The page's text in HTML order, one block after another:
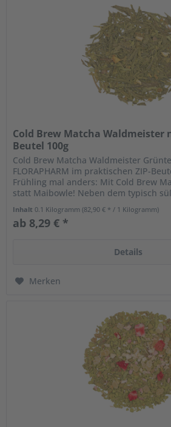
Cold Brew Matcha Waldmeister
Beutel 100g
Cold Brew Matcha Waldmeister
FLORAPHARM im praktischen ZIP-
Frühling mal anders: Mit Cold Brew
statt Maibowle! Neben dem typisch
Inhalt 0.1 Kilogramm(82,90 € * / 1 Kilogramm)
ab 8,29 € *
Details
Merken